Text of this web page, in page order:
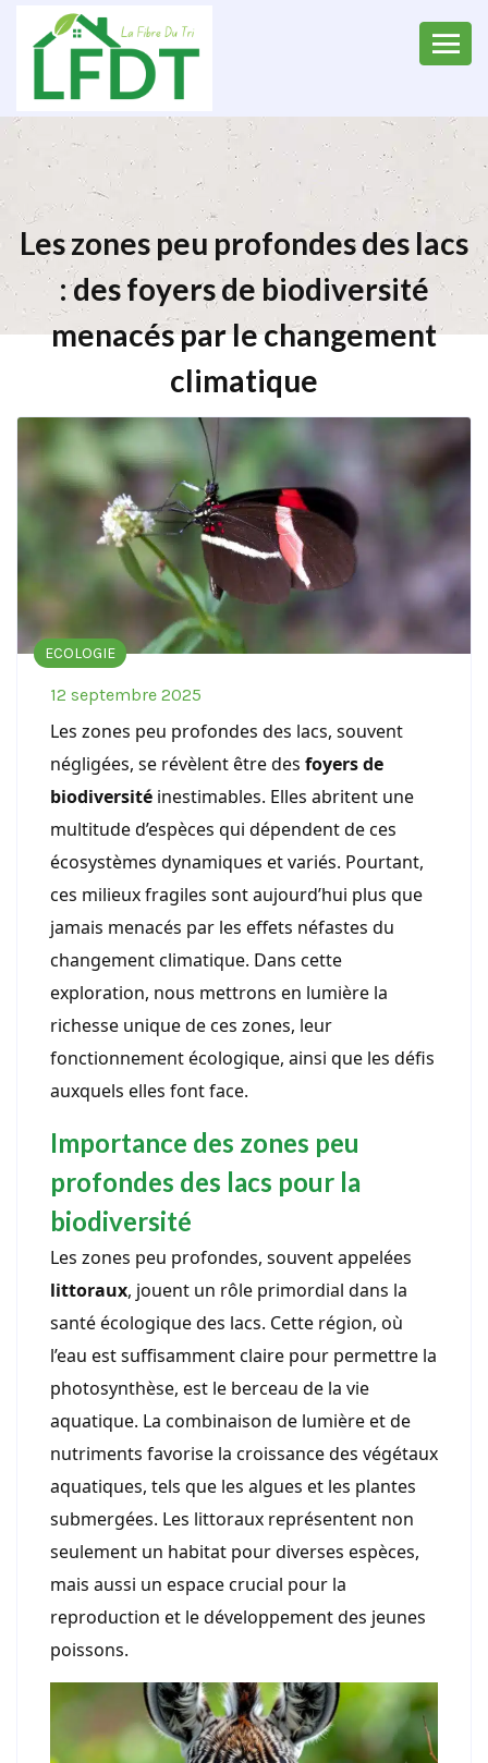
Les zones peu profondes des lacs
: des foyers de biodiversité
menacés par le changement
climatique
ECOLOGIE
12 septembre 2025
Les zones peu profondes des lacs, souvent
négligées, se révèlent être des foyers de
biodiversité inestimables. Elles abritent une
multitude d’espèces qui dépendent de ces
écosystèmes dynamiques et variés. Pourtant,
ces milieux fragiles sont aujourd’hui plus que
jamais menacés par les effets néfastes du
changement climatique. Dans cette
exploration, nous mettrons en lumière la
richesse unique de ces zones, leur
fonctionnement écologique, ainsi que les défis
auxquels elles font face.
Importance des zones peu
profondes des lacs pour la
biodiversité
Les zones peu profondes, souvent appelées
littoraux, jouent un rôle primordial dans la
santé écologique des lacs. Cette région, où
l’eau est suffisamment claire pour permettre la
photosynthèse, est le berceau de la vie
aquatique. La combinaison de lumière et de
nutriments favorise la croissance des végétaux
aquatiques, tels que les algues et les plantes
submergées. Les littoraux représentent non
seulement un habitat pour diverses espèces,
mais aussi un espace crucial pour la
reproduction et le développement des jeunes
poissons.